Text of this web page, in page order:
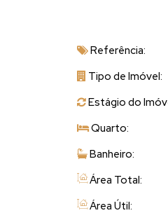
paz da vida no
conveniência.
🏡Terrenos
construir o projeto
montanhas e vales
Referência:
Tipo de Imóvel:
Estágio do
Quarto:
Banheiro:
Área Total:
Área Útil: